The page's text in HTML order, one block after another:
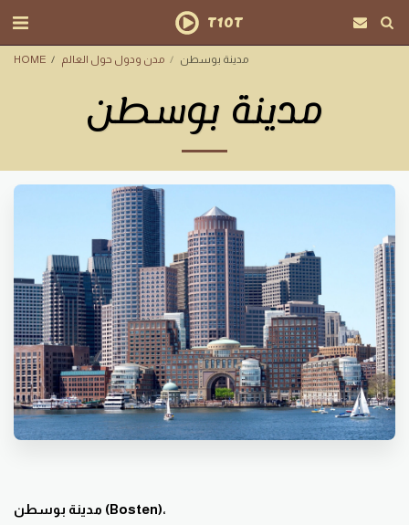
T10T
HOME مدن ودول حول العالم مدينة بوسطن
مدينة بوسطن
مدينة بوسطن (Bosten)،